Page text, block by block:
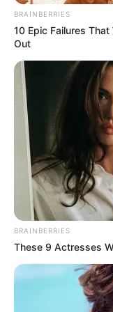
folyamat végén
népszavazással
rendszerváltás
nemzeti
alkotmányra van
„túlél pártokat,
engem”.
A kormányfői
korlátozása
országgyűlési
BRAINBERRIES
10 Epic Failures
Out
BRAINBERRIES
These 9 Actresses